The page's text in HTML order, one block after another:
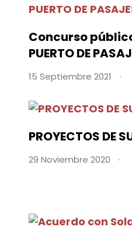
Concurso
PUERTO DE
15 Septiembre 2021
PROYECTOS DE
29 Noviembre 2020